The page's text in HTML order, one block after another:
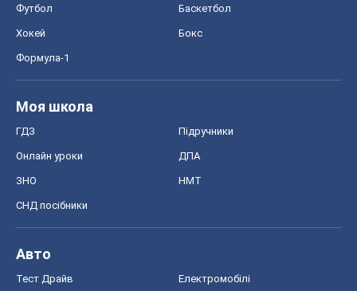
Футбол Баскетбол
Хокей Бокс
Формула-1
Моя школа
ГДЗ Підручники
Онлайн уроки ДПА
ЗНО НМТ
СНД посібники
Авто
Тест Драйв Електромобілі